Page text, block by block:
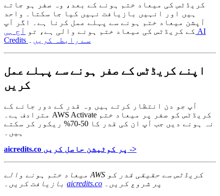
کریڈٹس کی میعاد ختم ہونے کے بعد، وہ صفر ہو جاتے
ہیں اور انہیں بازیافت نہیں کیا جا سکتا۔ واحد
آپشن میعاد ختم ہونے سے پہلے عمل کرنا ہے۔ اگر آپ
کے کریڈٹس کی میعاد ختم ہونے والی ہے، تو آج ہی AI
Credits سے رابطہ کریں
اپنے کریڈٹس کے صفر ہونے سے پہلے عمل
کریں
آپ جو دن انتظار کرتے ہیں وہ قدر کے دور جانے کے
مترادف ہے۔ AWS Activate کریڈٹس کو صفر پر میعاد ختم
نہ ہونے دیں جب آپ ان کی قدر کا 50-70% ریکور کر سکتے
ہیں۔
aicredits.co پر کوٹیشن حاصل کریں ->
میعاد ختم ہونے والے AWS کریڈٹس سے حقیقی قدر کو
aicredits.co پر شروع کریں۔